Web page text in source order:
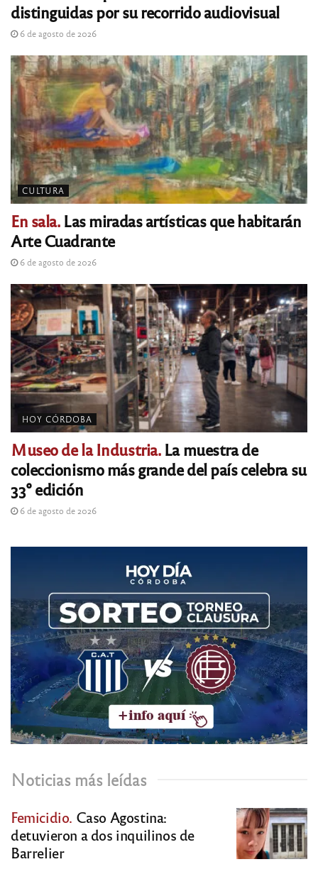
distinguidas por su recorrido audiovisual
6 de agosto de 2026
CULTURA
En sala.Las miradas artísticas que habitarán
Arte Cuadrante
6 de agosto de 2026
HOY CÓRDOBA
Museo de la Industria.La muestra de
coleccionismo más grande del país celebra su
33° edición
6 de agosto de 2026
Noticias más leídas
Femicidio. Caso Agostina:
detuvieron a dos inquilinos de
Barrelier